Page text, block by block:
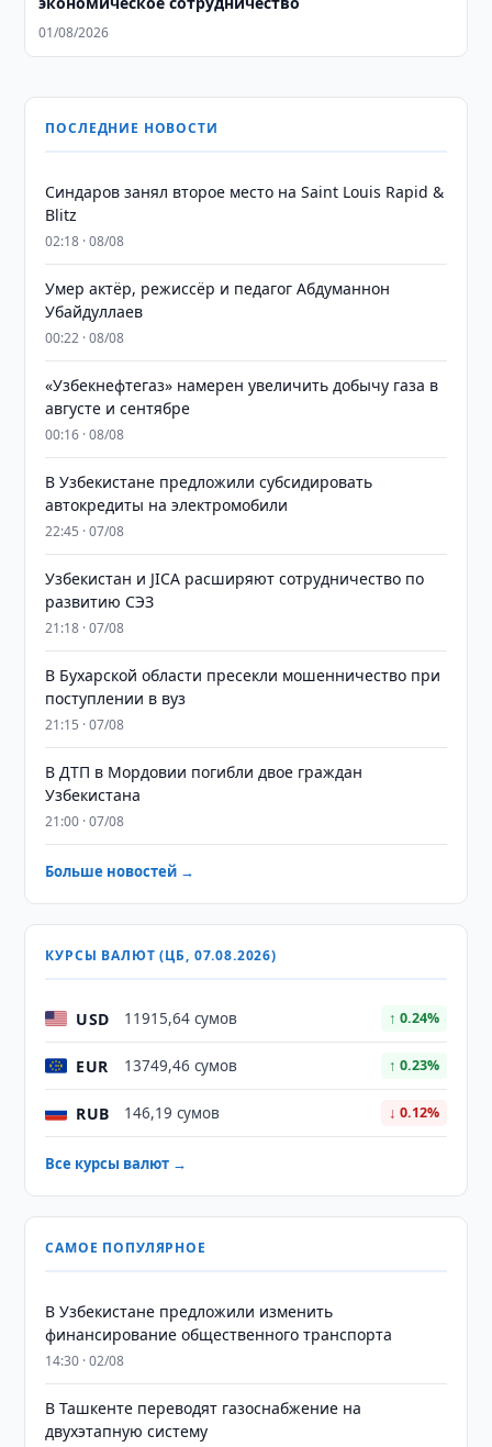
01/08/2026
ПОСЛЕДНИЕ НОВОСТИ
Синдаров занял второе место на Saint Louis Rapid &
Blitz
02:18 · 08/08
Умер актёр, режиссёр и педагог Абдуманнон
Убайдуллаев
00:22 · 08/08
«Узбекнефтегаз» намерен увеличить добычу газа в
августе и сентябре
00:16 · 08/08
В Узбекистане предложили субсидировать
автокредиты на электромобили
22:45 · 07/08
Узбекистан и JICA расширяют сотрудничество по
развитию СЭЗ
21:18 · 07/08
В Бухарской области пресекли мошенничество при
поступлении в вуз
21:15 · 07/08
В ДТП в Мордовии погибли двое граждан
Узбекистана
21:00 · 07/08
Больше новостей →
КУРСЫ ВАЛЮТ (ЦБ, 07.08.2026)
USD 11915,64 сумов ↑ 0.24%
EUR 13749,46 сумов ↑ 0.23%
RUB 146,19 сумов ↓ 0.12%
Все курсы валют →
САМОЕ ПОПУЛЯРНОЕ
В Узбекистане предложили изменить
финансирование общественного транспорта
14:30 · 02/08
В Ташкенте переводят газоснабжение на
двухэтапную систему